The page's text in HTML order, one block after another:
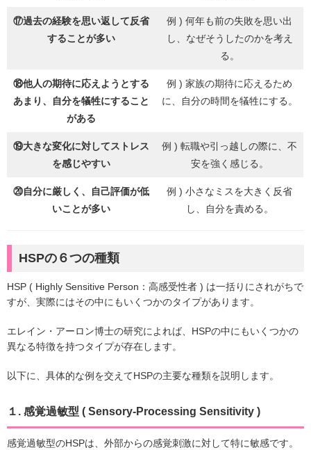
⑰過去の経験を思い返して反省
することが多い
例 ) 何年も前の失敗を思い出
し、なぜそうしたのかを考え
る。
⑱他人の期待に応えようとする
あまり、自分を犠牲にすること
がある
例 ) 家族の期待に応えるため
に、自分の時間を犠牲にする。
⑲大きな変化に対してストレス
を感じやすい
例 ) 転職や引っ越しの際に、不
安を強く感じる。
⑳自分に厳しく、自己評価が低
いことが多い
例 ) 小さなミスを大きく反省
し、自分を責める。
HSPの６つの種類
HSP ( Highly Sensitive Person：高感受性者 ) は一括りにされがちで
すが、実際にはその中にもいくつかのタイプがあります。
エレイン・アーロン博士の研究によれば、HSPの中にもいくつかの
異なる特徴を持つタイプが存在します。
以下に、具体的な例を交えてHSPの主要な種類を説明します。
１. 感覚過敏型 ( Sensory-Processing Sensitivity )
感覚過敏型のHSPは、外部からの感覚刺激に対して特に敏感です。